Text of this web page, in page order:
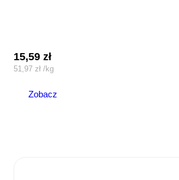
15,59zł
51,97zł /kg
Zobacz